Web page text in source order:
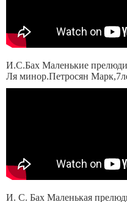
И.С.Бах Маленькие
Ля минор.Петросян
И. С. Бах Маленькая